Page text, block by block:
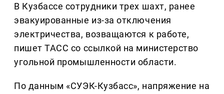
В Кузбассе сотрудники трех шахт, ранее
эвакуированные из-за отключения
электричества, возващаются к работе,
пишет ТАСС со ссылкой на министерство
угольной промышленности области.
По данным «СУЭК-Кузбасс», напряжение на